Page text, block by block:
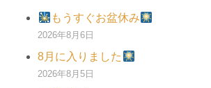
もうすぐお盆休み
2026年8月6日
8月に入りました
2026年8月5日